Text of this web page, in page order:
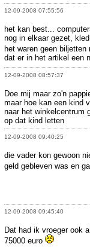
12-09-2008 07:55:56
het kan best...
nog in elkaar gezet,
het waren geen
dat er in het artikel een
12-09-2008 08:57:37
Doe mij maar zo'n
maar hoe kan een kind
naar het winkelcentrum
op dat kind letten
12-09-2008 09:40:25
die vader kon gewoon
geld gebleven was en
12-09-2008 09:45:40
Dat had ik vroeger ook
75000 euro